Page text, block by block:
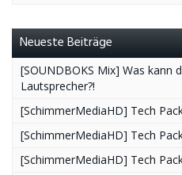
Neueste Beiträge
[SOUNDBOKS Mix] Was kann
Lautsprecher?!
[SchimmerMediaHD] Tech
[SchimmerMediaHD] Tech
[SchimmerMediaHD] Tech